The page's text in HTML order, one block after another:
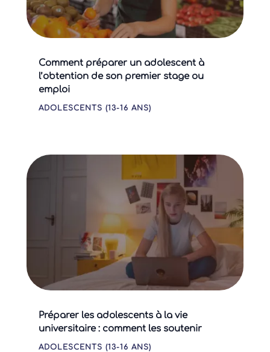
Comment préparer un adolescent à
l’obtention de son premier stage ou
emploi
ADOLESCENTS (13-16 ANS)
Préparer les adolescents à la vie
universitaire : comment les soutenir
ADOLESCENTS (13-16 ANS)